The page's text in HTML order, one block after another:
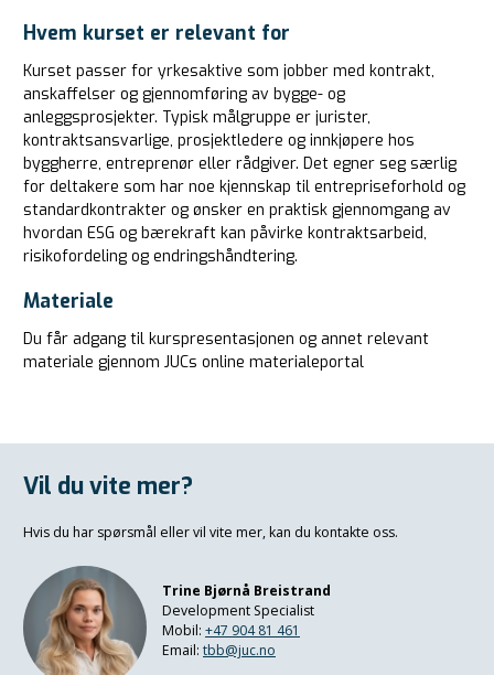
Hvem kurset er relevant for
Kurset passer for yrkesaktive som jobber med kontrakt,
anskaffelser og gjennomføring av bygge- og
anleggsprosjekter. Typisk målgruppe er jurister,
kontraktsansvarlige, prosjektledere og innkjøpere hos
byggherre, entreprenør eller rådgiver. Det egner seg særlig
for deltakere som har noe kjennskap til entrepriseforhold og
standardkontrakter og ønsker en praktisk gjennomgang av
hvordan ESG og bærekraft kan påvirke kontraktsarbeid,
risikofordeling og endringshåndtering.
Materiale
Du får adgang til kurspresentasjonen og annet relevant
materiale gjennom JUCs online materialeportal
Vil du vite mer?
Hvis du har spørsmål eller vil vite mer, kan du kontakte oss.
Trine Bjørnå Breistrand
Development Specialist
Mobil: +47 904 81 461
Email: tbb@juc.no